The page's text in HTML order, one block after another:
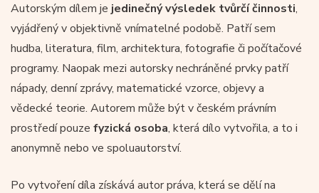
Autorským dílem je jedinečný výsledek tvůrčí činnosti,
vyjádřený v objektivně vnímatelné podobě. Patří sem
hudba, literatura, film, architektura, fotografie či počítačové
programy. Naopak mezi autorsky nechráněné prvky patří
nápady, denní zprávy, matematické vzorce, objevy a
vědecké teorie. Autorem může být v českém právním
prostředí pouze fyzická osoba, která dílo vytvořila, a to i
anonymně nebo ve spoluautorství.
Po vytvoření díla získává autor práva, která se dělí na